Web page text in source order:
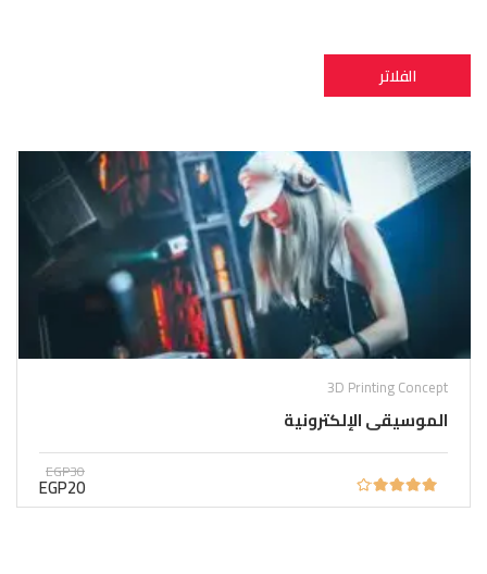
الفلاتر
3D Printing Concept
الموسيقى الإلكترونية
EGP30
EGP20